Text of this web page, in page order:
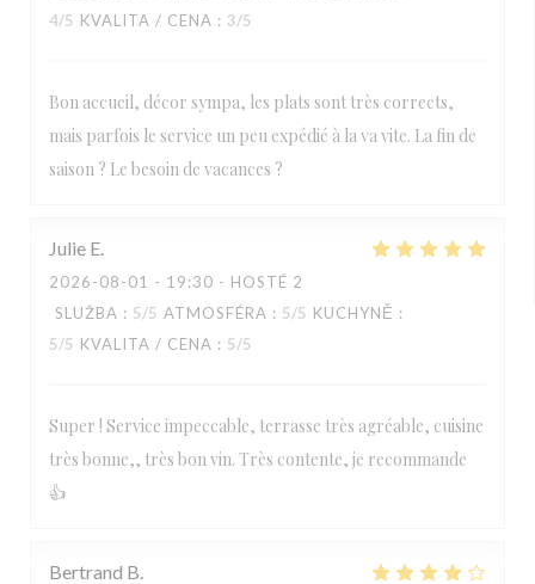
4/5 KVALITA / CENA : 3/5
Bon accueil, décor sympa, les plats sont très corrects,
mais parfois le service un peu expédié à la va vite. La fin de
saison ? Le besoin de vacances ?
Julie E
2026-08-01 - 19:30 - HOSTÉ 2
SLUŽBA : 5/5 ATMOSFÉRA : 5/5 KUCHYNĚ :
5/5 KVALITA / CENA : 5/5
Super ! Service impeccable, terrasse très agréable, cuisine
très bonne,, très bon vin. Très contente, je recommande
👍
Bertrand B